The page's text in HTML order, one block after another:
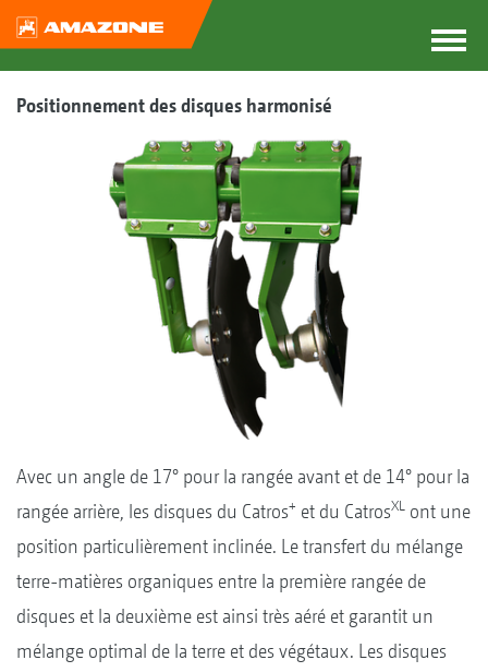
Positionnement des disques harmonisé
Avec un angle de 17° pour la rangée avant et de 14° pour la
rangée arrière, les disques du Catros+ et du CatrosXL ont une
position particulièrement inclinée. Le transfert du mélange
terre-matières organiques entre la première rangée de
disques et la deuxième est ainsi très aéré et garantit un
mélange optimal de la terre et des végétaux. Les disques